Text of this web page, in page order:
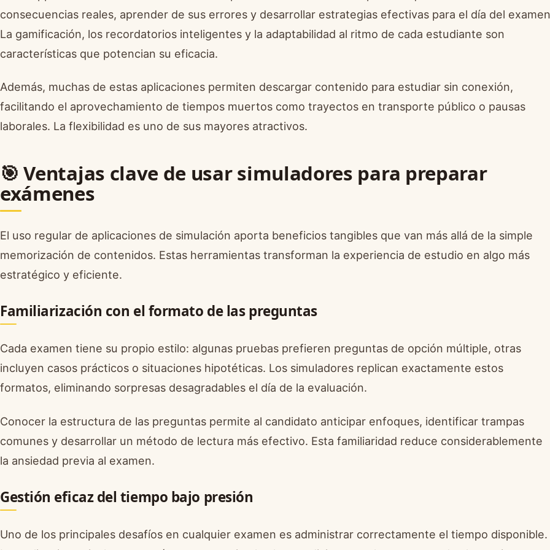
consecuencias reales, aprender de sus errores y desarrollar estrategias efectivas para el día del
La gamificación, los recordatorios inteligentes y la adaptabilidad al ritmo de cada estudiante son
características que potencian su eficacia.
Además, muchas de estas aplicaciones permiten descargar contenido para estudiar sin conexión,
facilitando el aprovechamiento de tiempos muertos como trayectos en transporte público o pausas
laborales. La flexibilidad es uno de sus mayores atractivos.
🎯 Ventajas clave de usar simuladores para preparar
exámenes
El uso regular de aplicaciones de simulación aporta beneficios tangibles que van más allá de la simple
memorización de contenidos. Estas herramientas transforman la experiencia de estudio en algo más
estratégico y eficiente.
Familiarización con el formato de las preguntas
Cada examen tiene su propio estilo: algunas pruebas prefieren preguntas de opción múltiple, otras
incluyen casos prácticos o situaciones hipotéticas. Los simuladores replican exactamente estos
formatos, eliminando sorpresas desagradables el día de la evaluación.
Conocer la estructura de las preguntas permite al candidato anticipar enfoques, identificar trampas
comunes y desarrollar un método de lectura más efectivo. Esta familiaridad reduce considerablemente
la ansiedad previa al examen.
Gestión eficaz del tiempo bajo presión
Uno de los principales desafíos en cualquier examen es administrar correctamente el tiempo disponible.